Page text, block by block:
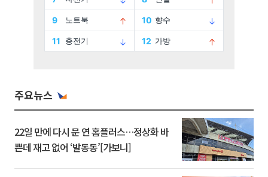
주요뉴스
22일 만에 다시 문 연 홈플러스…정상화 바
쁜데 재고 없어 ‘발동동’[가보니]